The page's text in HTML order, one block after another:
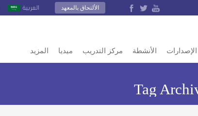
العربية الألتحاق بالمعهد
الإصدارات الأنشطة مركز التدريب ميديا المزيد
Tag